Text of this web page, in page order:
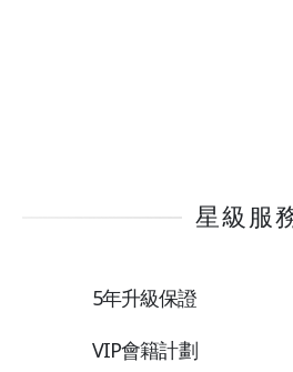
星級服
5年升級保證
VIP會籍計劃